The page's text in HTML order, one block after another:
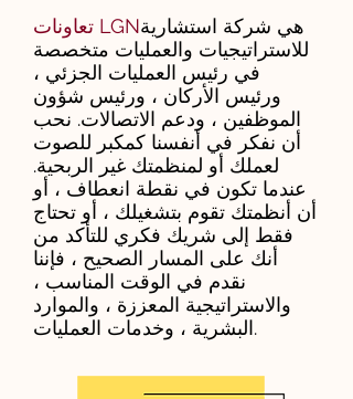
تعاونات LGNهي شركة استشارية
للاستراتيجيات والعمليات متخصصة
في رئيس العمليات الجزئي ،
ورئيس الأركان ، ورئيس شؤون
الموظفين ، ودعم الاتصالات. نحب
أن نفكر في أنفسنا كمكبر للصوت
لعملك أو لمنظمتك غير الربحية.
عندما تكون في نقطة انعطاف ، أو
أن أنظمتك تقوم بتشغيلك ، أو تحتاج
فقط إلى شريك فكري للتأكد من
أنك على المسار الصحيح ، فإننا
نقدم في الوقت المناسب ،
والاستراتيجية المعززة ، والموارد
البشرية ، وخدمات العمليات.